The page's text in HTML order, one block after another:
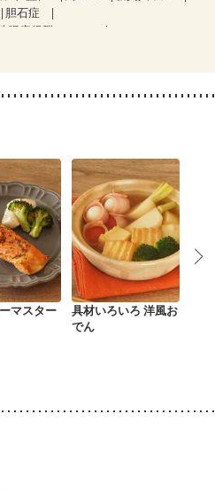
胆石症
腸症候群（IBS）
マスター
具材いろいろ 洋風お
でん